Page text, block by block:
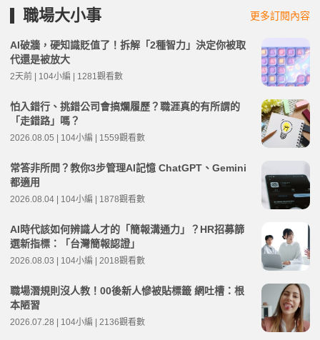
職場大小事 更多訂閱內容
AI破牆，硬知識貶值了！拆解「2種智力」決定你被取
代還是被放大
2天前 | 104小編 | 1281觀看數
怕入錯行、挑錯公司會搞爛履歷？職涯真的有所謂的
「走錯路」嗎？
2026.08.05 | 104小編 | 1559觀看數
常答非所問？教你3步管理AI記憶 ChatGPT、Gemini
都適用
2026.08.04 | 104小編 | 1878觀看數
AI時代該如何辨識人才的「簡報溝通力」？HR招募篩
選新指標：「台灣簡報認證」
2026.08.03 | 104小編 | 2018觀看數
職場潛規則沒人教！00後新人慘被貼標籤 網吐槽：根
本陋習
2026.07.28 | 104小編 | 2136觀看數